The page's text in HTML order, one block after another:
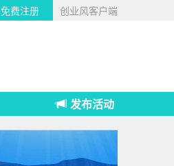
创业风客户端
免费注册
发布活动